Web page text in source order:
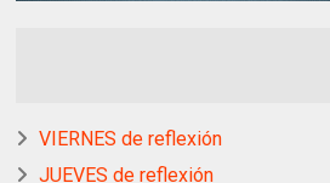
VIERNES de reflexión
JUEVES de reflexión